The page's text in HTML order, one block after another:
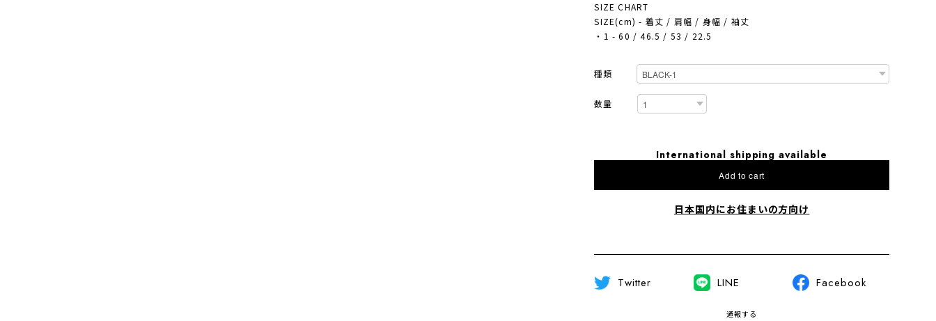
SIZE CHART
SIZE(cm) - 着丈 / 肩幅 / 身幅 / 袖丈
・1 - 60 / 46.5 / 53 / 22.5
種類
数量
International shipping available
Add to cart
日本国内にお住まいの方向け
Twitter LINE Facebook
通報する